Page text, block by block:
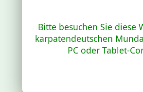
Bitte besuchen Sie diese
karpatendeutschen
PC oder Tablet-